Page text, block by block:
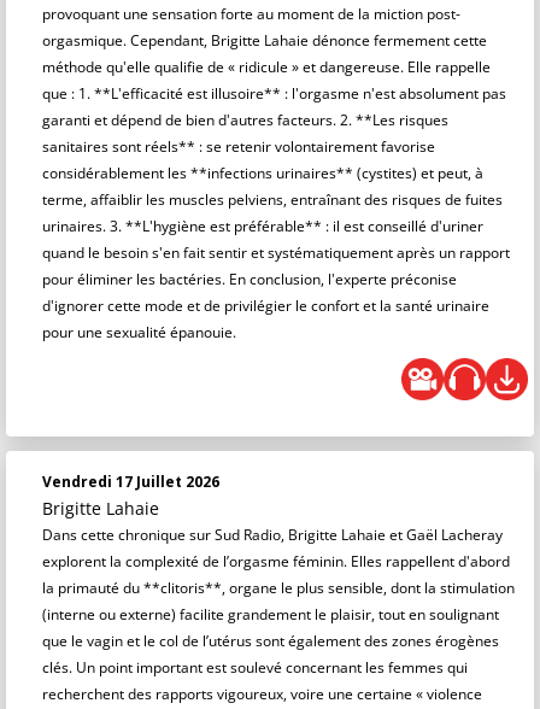
provoquant une sensation forte au moment de la miction post-
orgasmique. Cependant, Brigitte Lahaie dénonce fermement cette
méthode qu'elle qualifie de « ridicule » et dangereuse. Elle rappelle
que : 1. **L'efficacité est illusoire** : l'orgasme n'est absolument pas
garanti et dépend de bien d'autres facteurs. 2. **Les risques
sanitaires sont réels** : se retenir volontairement favorise
considérablement les **infections urinaires** (cystites) et peut, à
terme, affaiblir les muscles pelviens, entraînant des risques de fuites
urinaires. 3. **L'hygiène est préférable** : il est conseillé d'uriner
quand le besoin s'en fait sentir et systématiquement après un rapport
pour éliminer les bactéries. En conclusion, l'experte préconise
d'ignorer cette mode et de privilégier le confort et la santé urinaire
pour une sexualité épanouie.
Vendredi 17 Juillet 2026
Brigitte Lahaie
Dans cette chronique sur Sud Radio, Brigitte Lahaie et Gaël Lacheray
explorent la complexité de l’orgasme féminin. Elles rappellent d'abord
la primauté du **clitoris**, organe le plus sensible, dont la stimulation
(interne ou externe) facilite grandement le plaisir, tout en soulignant
que le vagin et le col de l’utérus sont également des zones érogènes
clés. Un point important est soulevé concernant les femmes qui
recherchent des rapports vigoureux, voire une certaine « violence